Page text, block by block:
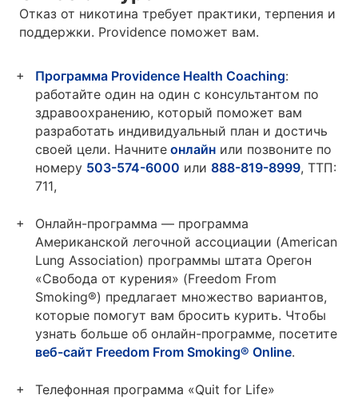
Отказ от никотина требует практики, терпения и
поддержки. Providence поможет вам.
Программа Providence Health Coaching:
работайте один на один с консультантом по
здравоохранению, который поможет вам
разработать индивидуальный план и достичь
своей цели. Начните онлайн или позвоните по
номеру 503-574-6000 или 888-819-8999, TTП:
711,
Онлайн-программа — программа
Американской легочной ассоциации (American
Lung Association) программы штата Орегон
«Свобода от курения» (Freedom From
Smoking®) предлагает множество вариантов,
которые помогут вам бросить курить. Чтобы
узнать больше об онлайн-программе, посетите
веб-сайт Freedom From Smoking® Online.
Телефонная программа «Quit for Life»